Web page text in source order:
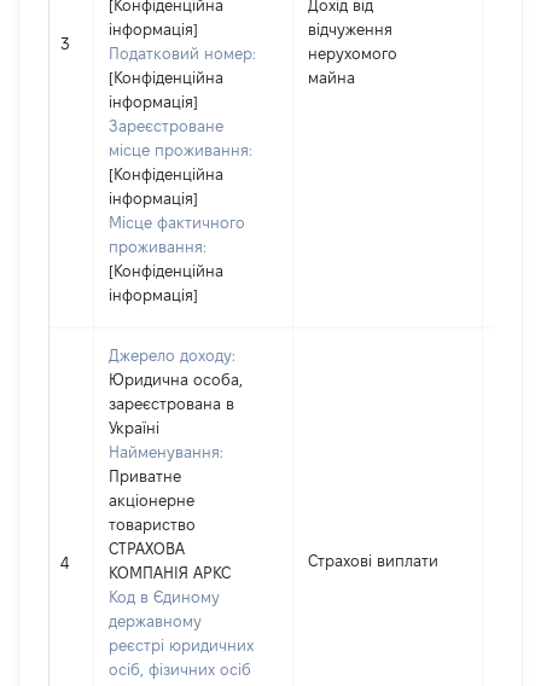
3
[Конфіденційна
інформація]
Податковий номер:
[Конфіденційна
інформація]
Зареєстроване
місце проживання:
[Конфіденційна
інформація]
Місце фактичного
проживання:
[Конфіденційна
інформація]
Дохід від
відчуження
нерухомого
майна
4
Джерело доходу:
Юридична особа,
зареєстрована в
Україні
Найменування:
Приватне
акціонерне
товариство
СТРАХОВА
КОМПАНІЯ АРКС
Код в Єдиному
державному
реєстрі юридичних
осіб, фізичних осіб
Страхові виплати